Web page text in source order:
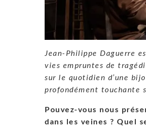
Jean-Philippe Daguerre
vies empruntes de
sur le quotidien d’une
profondément touchante
Pouvez-vous nous
dans les veines ? Quel